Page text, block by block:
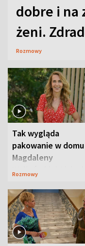
dobre i na
żeni.
Rozmowy
Tak wygląda
pakowanie w domu
Magdaleny
Waligórskiej-
Rozmowy